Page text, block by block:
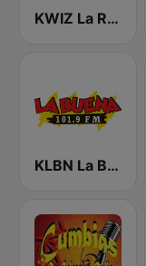
KWIZ La Ranchera 96.7 FM (US Only)
KLBN La Buena 101.9 FM